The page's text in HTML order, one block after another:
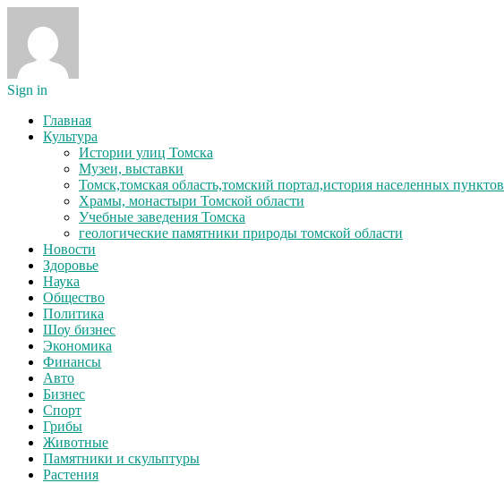
Sign in
Главная
Культура
Истории улиц Томска
Музеи, выставки
Томск,томская область,томский портал,история населенных пунктов
Храмы, монастыри Томской области
Учебные заведения Томска
геологические памятники природы томской области
Новости
Здоровье
Наука
Общество
Политика
Шоу бизнес
Экономика
Финансы
Авто
Бизнес
Спорт
Грибы
Животные
Памятники и скульптуры
Растения